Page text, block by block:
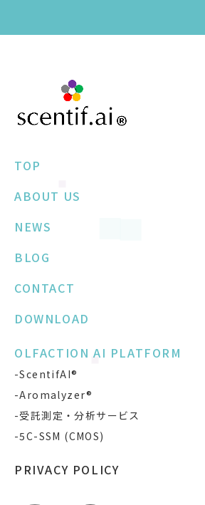
TOP
ABOUT US
NEWS
BLOG
CONTACT
DOWNLOAD
OLFACTION AI PLATFORM
-ScentifAI®
-Aromalyzer®
-受託測定・分析サービス
-5C-SSM (CMOS)
PRIVACY POLICY